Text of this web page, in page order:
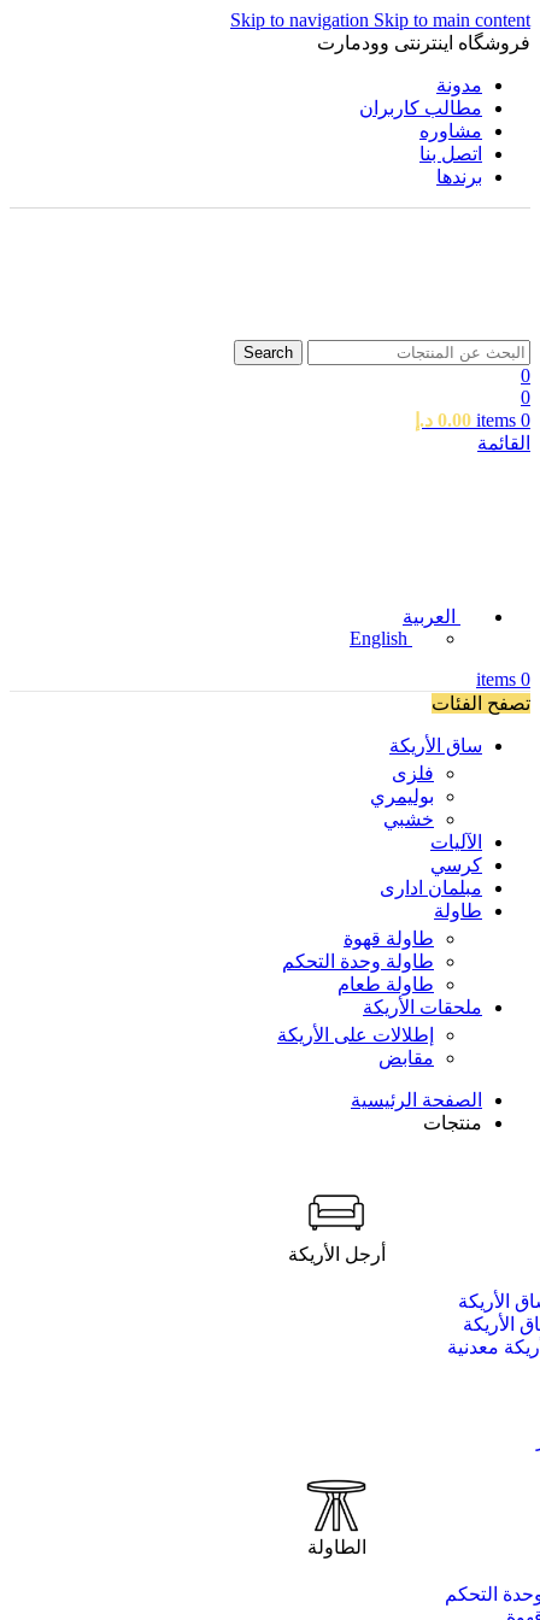
Skip to navigation Skip to main content
فروشگاه اینترنتی وودمارت
مدونة
مطالب کاربران
مشاوره
اتصل بنا
برندها
Search
0
0
0
items
0.00 د.إ
القائمة
العربية
English
0
items
تصفح الفئات
ساق الأريكة
فلزی
بوليمري
خشبي
الآليات
كرسي
مبلمان اداری
طاولة
طاولة قهوة
طاولة وحدة التحكم
طاولة طعام
ملحقات الأريكة
إطلالات على الأريكة
مقابض
الصفحة الرئيسية
منتجات
أرجل الأريكة
الأريكة
الأريكة
معدنية
الطاولة
التحكم